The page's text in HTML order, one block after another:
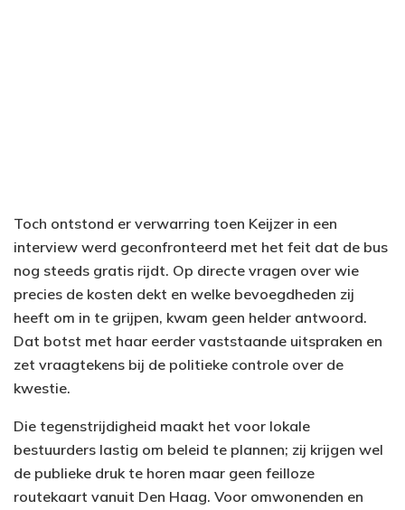
Toch ontstond er verwarring toen Keijzer in een
interview werd geconfronteerd met het feit dat de bus
nog steeds gratis rijdt. Op directe vragen over wie
precies de kosten dekt en welke bevoegdheden zij
heeft om in te grijpen, kwam geen helder antwoord.
Dat botst met haar eerder vaststaande uitspraken en
zet vraagtekens bij de politieke controle over de
kwestie.
Die tegenstrijdigheid maakt het voor lokale
bestuurders lastig om beleid te plannen; zij krijgen wel
de publieke druk te horen maar geen feilloze
routekaart vanuit Den Haag. Voor omwonenden en